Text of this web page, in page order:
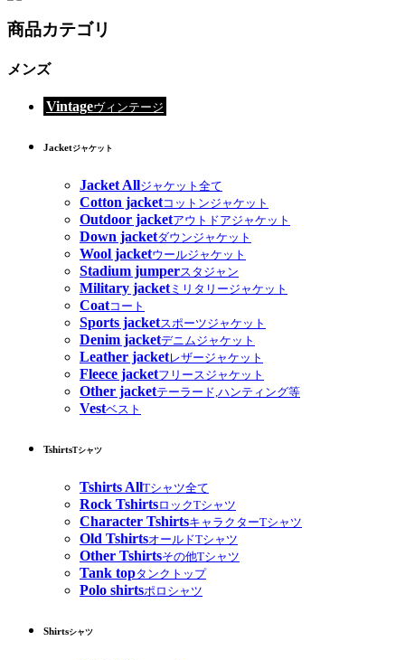
商品カテゴリ
メンズ
Vintageヴィンテージ
Jacketジャケット
Jacket Allジャケット全て
Cotton jacketコットンジャケット
Outdoor jacketアウトドアジャケット
Down jacketダウンジャケット
Wool jacketウールジャケット
Stadium jumperスタジャン
Military jacketミリタリージャケット
Coatコート
Sports jacketスポーツジャケット
Denim jacketデニムジャケット
Leather jacketレザージャケット
Fleece jacketフリースジャケット
Other jacketテーラード,ハンティング等
Vestベスト
TshirtsTシャツ
Tshirts AllTシャツ全て
Rock TshirtsロックTシャツ
Character TshirtsキャラクターTシャツ
Old TshirtsオールドTシャツ
Other Tshirtsその他Tシャツ
Tank topタンクトップ
Polo shirtsポロシャツ
Shirtsシャツ